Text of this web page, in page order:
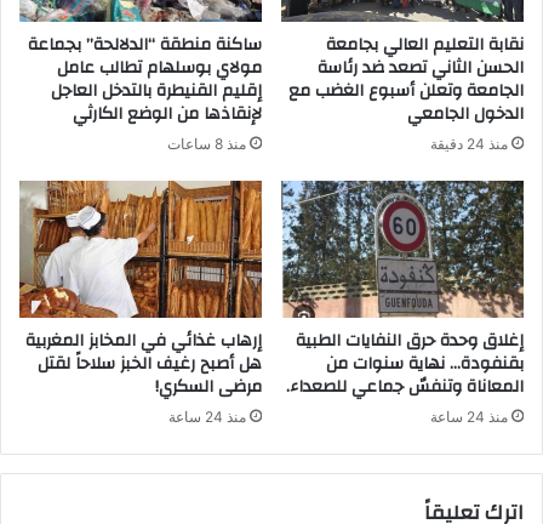
نقابة التعليم العالي بجامعة
الحسن الثاني تصعد ضد رئاسة
الجامعة وتعلن أسبوع الغضب مع
الدخول الجامعي
منذ 24 دقيقة
ساكنة منطقة “الدلالحة” بجماعة
مولاي بوسلهام تطالب عامل
إقليم القنيطرة بالتدخل العاجل
لإنقاذها من الوضع الكارثي
منذ 8 ساعات
إغلاق وحدة حرق النفايات الطبية
بقنفودة… نهاية سنوات من
المعاناة وتنفسٌ جماعي للصعداء.
منذ 24 ساعة
إرهاب غذائي في المخابز المغربية
هل أصبح رغيف الخبز سلاحاً لقتل
مرضى السكري!
منذ 24 ساعة
اترك تعليقاً